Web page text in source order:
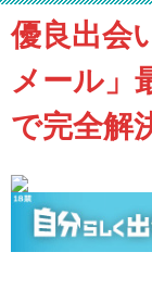
優良出会
メール」
で完全解